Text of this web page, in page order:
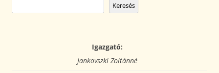
Keresés
Igazgató:
Jankovszki Zoltánné